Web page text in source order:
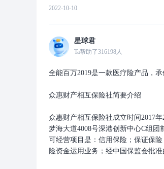
2022-10-10
星球君
Ta帮助了316198人
全能百万2019是一款医疗险产品，承
众惠财产相互保险社简要介绍
众惠财产相互保险社成立时间2017
梦海大道4008号深港创新中心C组
可经营项目是：信用保险；保证保
险资金运用业务；经中国保监会批